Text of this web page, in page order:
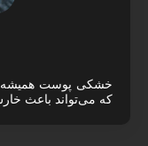
خشکی پوست همیشه
که می‌تواند باعث